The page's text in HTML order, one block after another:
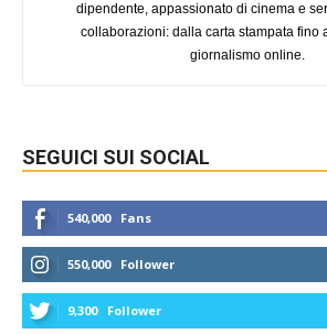
dipendente, appassionato di cinema e
collaborazioni: dalla carta stampata fino
giornalismo online.
SEGUICI SUI SOCIAL
540,000 Fans
550,000 Follower
9,300 Follower